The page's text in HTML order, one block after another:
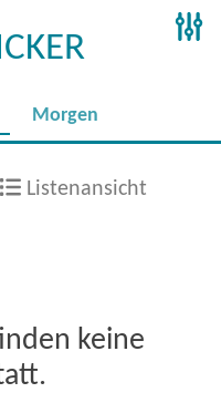
Morgen
Listenansicht
keine